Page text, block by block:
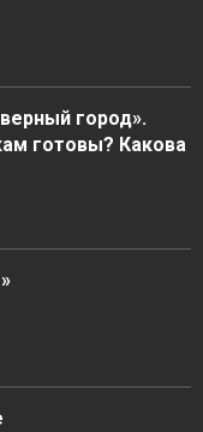
город».
готовы? Какова